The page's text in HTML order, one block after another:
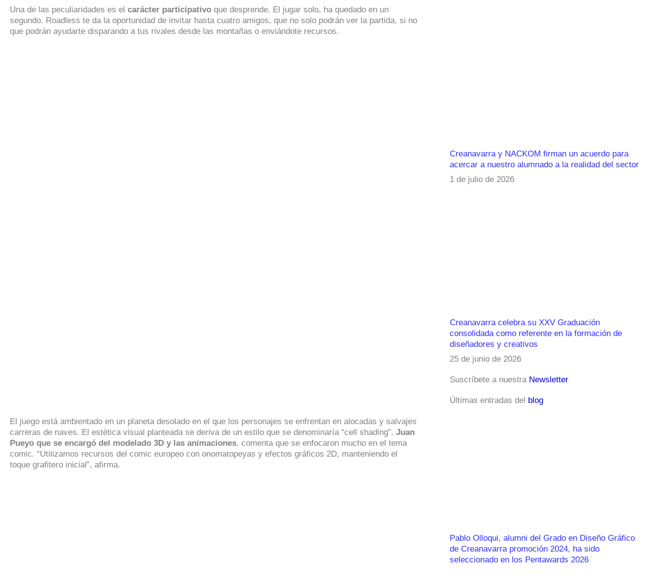
Una de las peculiaridades es el carácter participativo que desprende. El jugar solo, ha quedado en un
segundo. Roadless te da la oportunidad de invitar hasta cuatro amigos, que no solo podrán ver la partida, si no
que podrán ayudarte disparando a tus rivales desde las montañas o enviándote recursos.
El juego está ambientado en un planeta desolado en el que los personajes se enfrentan en alocadas y salvajes
carreras de naves. El estética visual planteada se deriva de un estilo que se denominaría “cell shading”. Juan
Pueyo que se encargó del modelado 3D y las animaciones, comenta que se enfocaron mucho en el tema
comic. “Utilizamos recursos del comic europeo con onomatopeyas y efectos gráficos 2D, manteniendo el
toque grafitero inicial”, afirma.
Creanavarra y NACKOM firman un acuerdo para
acercar a nuestro alumnado a la realidad del sector
1 de julio de 2026
Creanavarra celebra su XXV Graduación
consolidada como referente en la formación de
diseñadores y creativos
25 de junio de 2026
Suscríbete a nuestra Newsletter
Últimas entradas del blog
Pablo Olloqui, alumni del Grado en Diseño Gráfico
de Creanavarra promoción 2024, ha sido
seleccionado en los Pentawards 2026